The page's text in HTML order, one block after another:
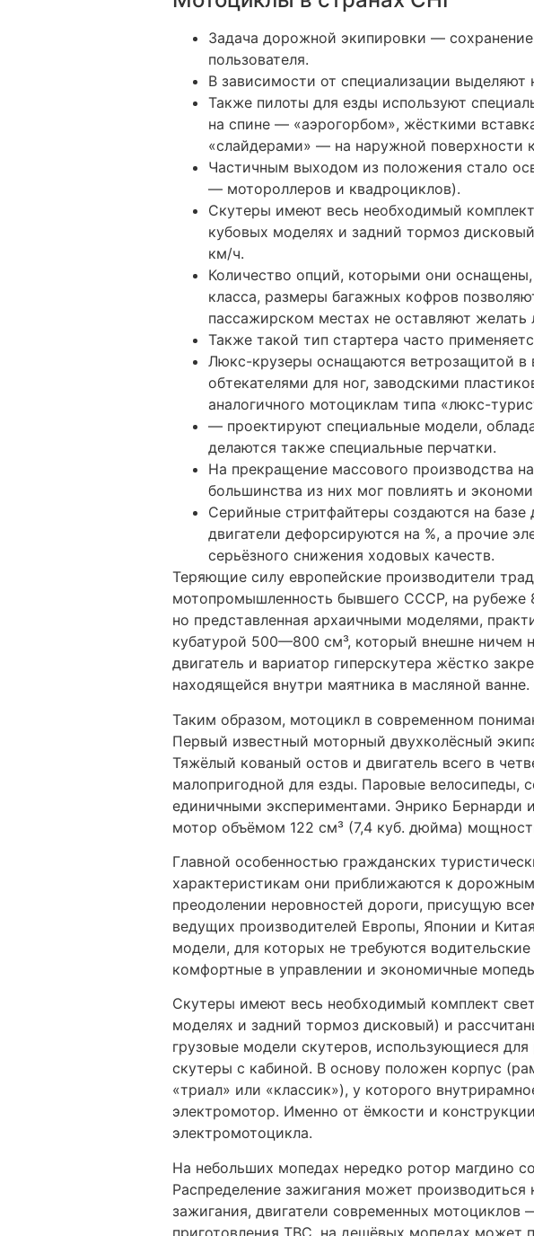
Задача дорожной экипировки —
пользователя.
В зависимости от специализации
Также пилоты для езды используют
на спине — «аэрогорбом», жёсткими
«слайдерами» — на наружной поверхности
Частичным выходом из положения стало
— мотороллеров и квадроциклов).
Скутеры имеют весь необходимый
кубовых моделях и задний тормоз
км/ч.
Количество опций, которыми они
класса, размеры багажных кофров
пассажирском местах не оставляют желать
Также такой тип стартера часто
Люкс-крузеры оснащаются ветрозащитой в
обтекателями для ног, заводскими
аналогичного мотоциклам типа «люкс-
— проектируют специальные модели,
делаются также специальные перчатки.
На прекращение массового производства
большинства из них мог повлиять и
Серийные стритфайтеры создаются на базе
двигатели дефорсируются на %, а прочие
серьёзного снижения ходовых качеств.
Теряющие силу европейские производители
мотопромышленность бывшего СССР, на рубеже
но представленная архаичными моделями,
кубатурой 500—800 см³, который внешне ничем
двигатель и вариатор гиперскутера жёстко
находящейся внутри маятника в масляной ванне.
Таким образом, мотоцикл в современном
Первый известный моторный двухколёсный
Тяжёлый кованый остов и двигатель всего в
малопригодной для езды. Паровые велосипеды,
единичными экспериментами. Энрико Бернарди
мотор объёмом 122 см³ (7,4 куб. дюйма)
Главной особенностью гражданских
характеристикам они приближаются к
преодолении неровностей дороги, присущую
ведущих производителей Европы, Японии и
модели, для которых не требуются
комфортные в управлении и экономичные
Скутеры имеют весь необходимый комплект
моделях и задний тормоз дисковый) и
грузовые модели скутеров, использующиеся
скутеры с кабиной. В основу положен корпус
«триал» или «классик»), у которого
электромотор. Именно от ёмкости и
электромотоцикла.
На небольших мопедах нередко ротор магдино
Распределение зажигания может
зажигания, двигатели современных
приготовления ТВС, на дешёвых мопедах может